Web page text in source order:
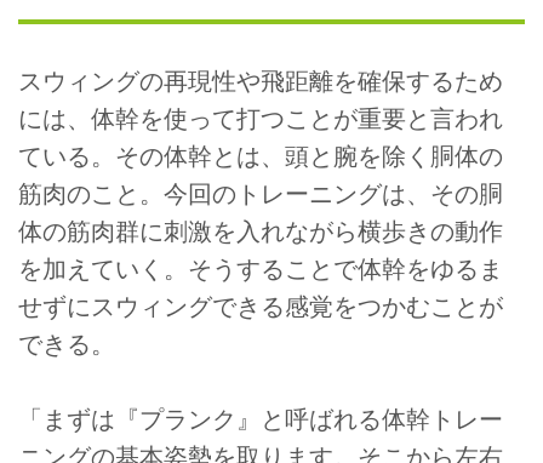
スウィングの再現性や飛距離を確保するため
には、体幹を使って打つことが重要と言われ
ている。その体幹とは、頭と腕を除く胴体の
筋肉のこと。今回のトレーニングは、その胴
体の筋肉群に刺激を入れながら横歩きの動作
を加えていく。そうすることで体幹をゆるま
せずにスウィングできる感覚をつかむことが
できる。
「まずは『プランク』と呼ばれる体幹トレー
ニングの基本姿勢を取ります。そこから左右